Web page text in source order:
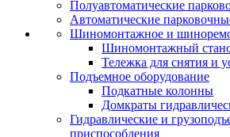
Полуавтоматические
Автоматические
Шиномонтажное и
Шиномонтажный
Тележка для снятия и
Подъемное оборудование
Подкатные колонны
Домкраты
Гидравлические и
приспособления